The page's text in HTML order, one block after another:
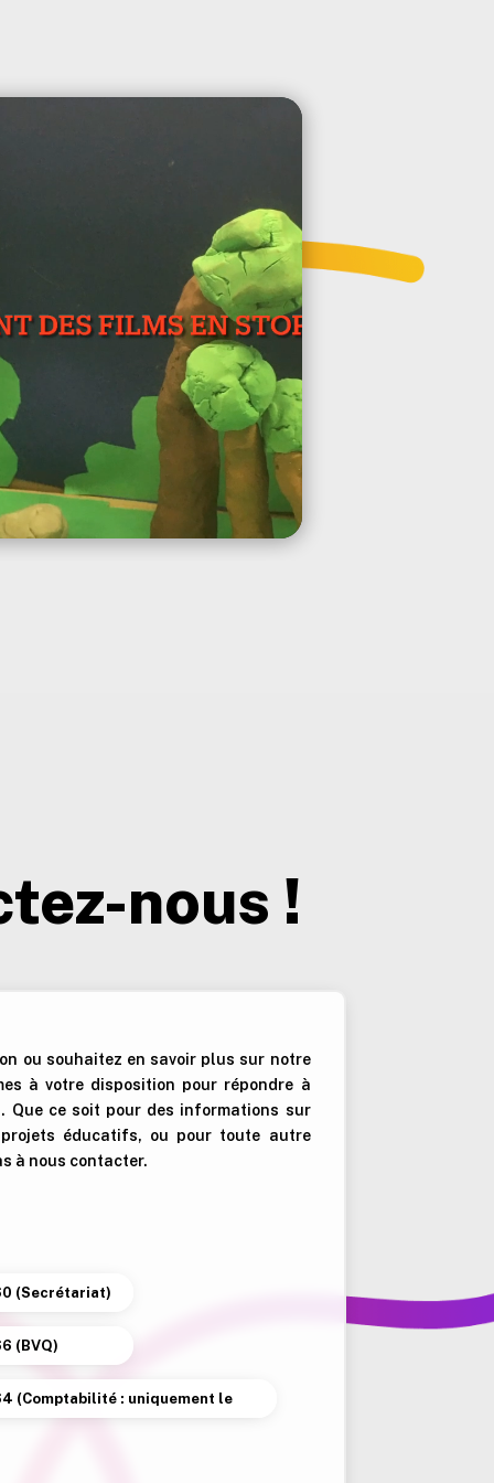
nous !
ou souhaitez en savoir plus sur notre
à votre disposition pour répondre à
Que ce soit pour des informations sur
éducatifs, ou pour toute autre
à nous contacter.
(Secrétariat)
(BVQ)
(Comptabilité : uniquement le